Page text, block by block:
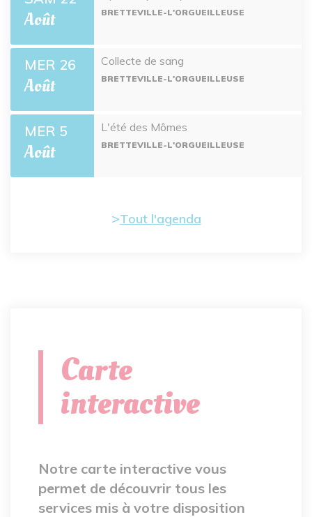
Août BRETTEVILLE-L'ORGUEILLEUSE
MER 26
Août
Collecte de sang
BRETTEVILLE-L'ORGUEILLEUSE
MER 5
Août
L'été des Mômes
BRETTEVILLE-L'ORGUEILLEUSE
Tout l'agenda
Carte
interactive
Notre carte interactive vous
permet de découvrir tous les
services mis à votre disposition